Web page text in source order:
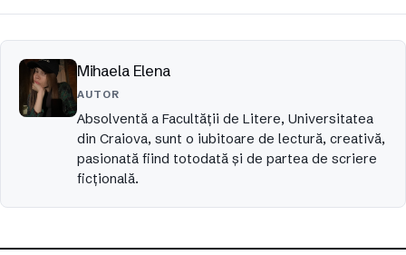
Mihaela Elena
AUTOR
Absolventă a Facultății de Litere, Universitatea
din Craiova, sunt o iubitoare de lectură, creativă,
pasionată fiind totodată și de partea de scriere
ficțională.